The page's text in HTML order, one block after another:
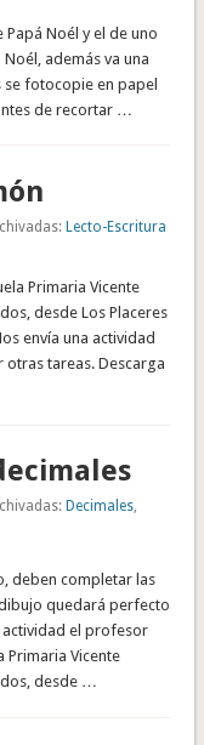
Noél y el de uno
además va una
se fotocopie en papel
de recortar …
Lecto-Escritura
Primaria Vicente
desde Los Placeres
envía una actividad
otras tareas. Descarga
Decimales,
deben completar las
quedará perfecto
actividad el profesor
Primaria Vicente
desde …